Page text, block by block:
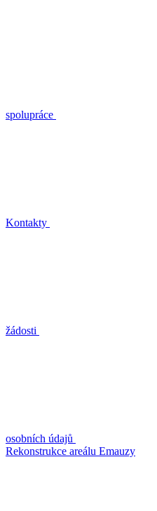
spolupráce
Kontakty
žádosti
osobních údajů
Rekonstrukce areálu Emauzy